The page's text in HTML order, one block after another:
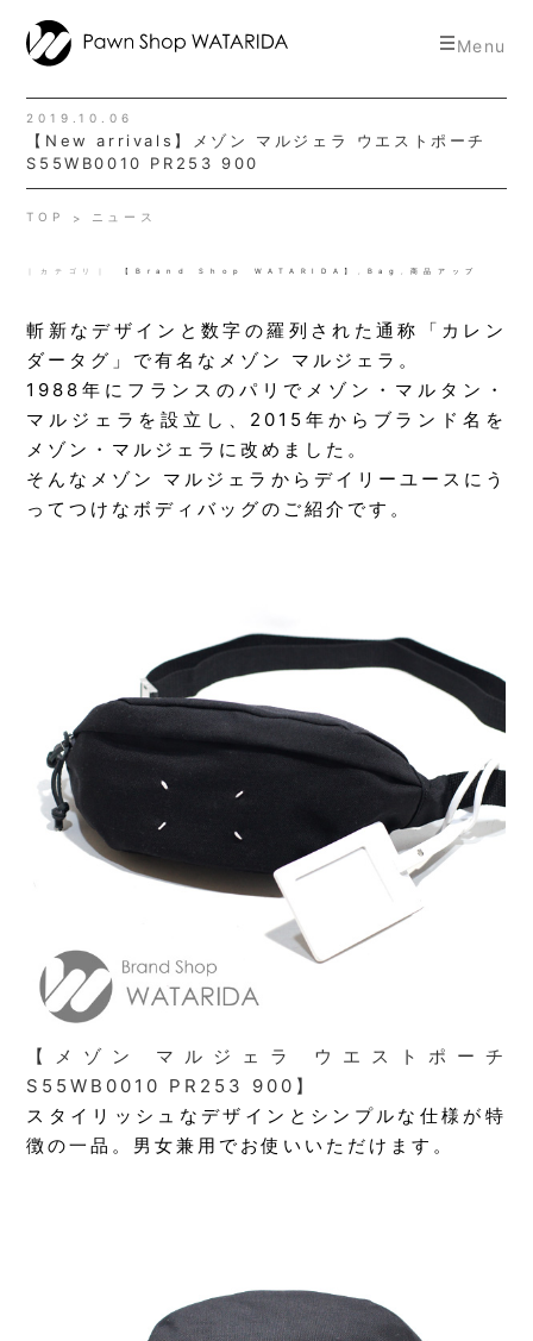
toggle
Menu
2019.10.06
【New arrivals】メゾン マルジェラ ウエストポーチ
S55WB0010 PR253 900
TOP ニュース
｜カテゴリ｜ 【Brand Shop WATARIDA】 Bag 商品アップ
斬新なデザインと数字の羅列された通称「カレン
ダータグ」で有名なメゾン マルジェラ。
1988年にフランスのパリでメゾン・マルタン・
マルジェラを設立し、2015年からブランド名を
メゾン・マルジェラに改めました。
そんなメゾン マルジェラからデイリーユースにう
ってつけなボディバッグのご紹介です。
【メゾン マルジェラ ウエストポーチ
S55WB0010 PR253 900】
スタイリッシュなデザインとシンプルな仕様が特
徴の一品。男女兼用でお使いいただけます。